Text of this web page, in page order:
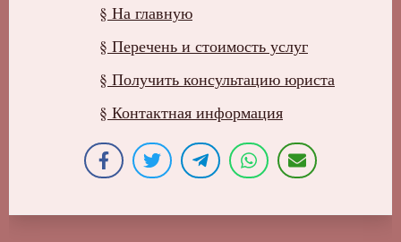
§ На главную
§ Перечень и стоимость услуг
§ Получить консультацию юриста
§ Контактная информация